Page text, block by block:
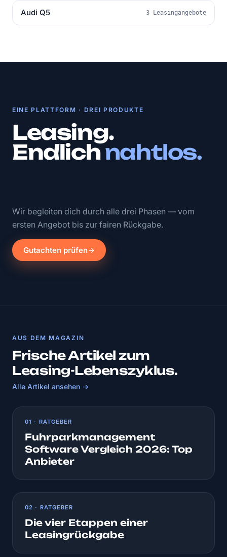
Audi Q5 3 Leasingangebote
EINE PLATTFORM · DREI PRODUKTE
Leasing.
Endlichnahtlos.
Wir begleiten dich durch alle drei Phasen — vom
ersten Angebot bis zur fairen Rückgabe.
Gutachten prüfen
AUS DEM MAGAZIN
Frische Artikel zum
Leasing-Lebenszyklus.
Alle Artikel ansehen →
01 · RATGEBER
Fuhrparkmanagement
Software Vergleich 2026: Top
Anbieter
02 · RATGEBER
Die vier Etappen einer
Leasingrückgabe